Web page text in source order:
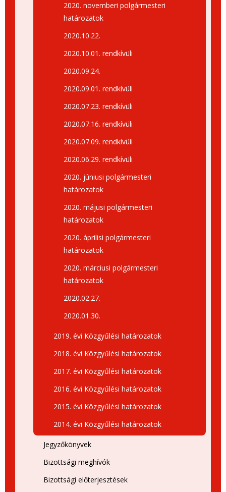
2020. novemberi polgármesteri
határozatok
2020.10.22.
2020.10.01. rendkívüli
2020.09.24.
2020.09.01. rendkívüli
2020.07.23. rendkívüli
2020.07.16. rendkívüli
2020.07.09. rendkívüli
2020.06.29. rendkívüli
2020. júniusi polgármesteri
határozatok
2020. májusi polgármesteri
határozatok
2020. áprilisi polgármesteri
határozatok
2020. márciusi polgármesteri
határozatok
2020.02.27.
2020.01.30.
2019. évi Közgyűlési határozatok
2018. évi Közgyűlési határozatok
2017. évi Közgyűlési határozatok
2016. évi Közgyűlési határozatok
2015. évi Közgyűlési határozatok
2014. évi Közgyűlési határozatok
Jegyzőkönyvek
Bizottsági meghívók
Bizottsági előterjesztések